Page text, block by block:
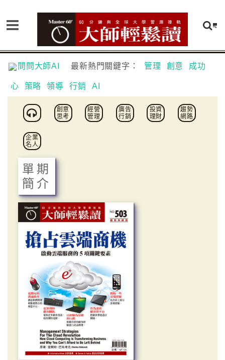
問問大師AI 最新熱門關鍵字： 管理 創意 成功
心 策略 領導 行銷 AI
創意
思考
經營
管理
廣告
行銷
投資
理財
趨勢
網路
企業
名人
單期
簡介